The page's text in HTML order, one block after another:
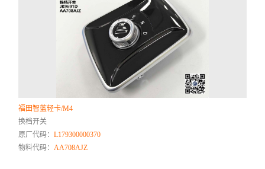
福田智蓝轻卡/M4
换档开关
原厂代码：L179300000370
物料代码：AA708AJZ